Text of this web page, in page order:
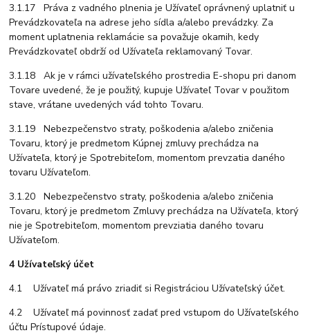
3.1.17 Práva z vadného plnenia je Užívateľ oprávnený uplatniť u
Prevádzkovateľa na adrese jeho sídla a/alebo prevádzky. Za
moment uplatnenia reklamácie sa považuje okamih, kedy
Prevádzkovateľ obdrží od Užívateľa reklamovaný Tovar.
3.1.18 Ak je v rámci užívateľského prostredia E-shopu pri danom
Tovare uvedené, že je použitý, kupuje Užívateľ Tovar v použitom
stave, vrátane uvedených vád tohto Tovaru.
3.1.19 Nebezpečenstvo straty, poškodenia a/alebo zničenia
Tovaru, ktorý je predmetom Kúpnej zmluvy prechádza na
Užívateľa, ktorý je Spotrebiteľom, momentom prevzatia daného
tovaru Užívateľom.
3.1.20 Nebezpečenstvo straty, poškodenia a/alebo zničenia
Tovaru, ktorý je predmetom Zmluvy prechádza na Užívateľa, ktorý
nie je Spotrebiteľom, momentom prevziatia daného tovaru
Užívateľom.
4 Užívateľský účet
4.1 Užívateľ má právo zriadiť si Registráciou Užívateľský účet.
4.2 Užívateľ má povinnosť zadať pred vstupom do Užívateľského
účtu Prístupové údaje.